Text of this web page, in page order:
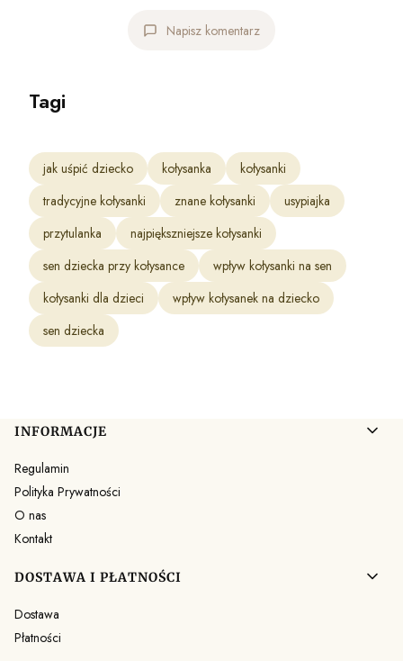
Napisz komentarz
Tagi
jak uśpić dziecko kołysanka
kołysanki
tradycyjne kołysanki
znane kołysanki
usypiajka
przytulanka
najpiększniejsze kołysanki
sen dziecka przy kołysance
wpływ kołysanki na sen
kołysanki dla dzieci
wpływ kołysanek na dziecko
sen dziecka
Linki w stopce
INFORMACJE
Regulamin
Polityka Prywatności
O nas
Kontakt
DOSTAWA I PŁATNOŚCI
Dostawa
Płatności